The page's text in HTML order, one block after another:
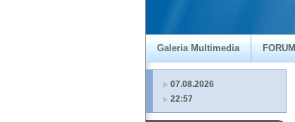
Galeria Multimedia FORUM
07.08.2026
22:57